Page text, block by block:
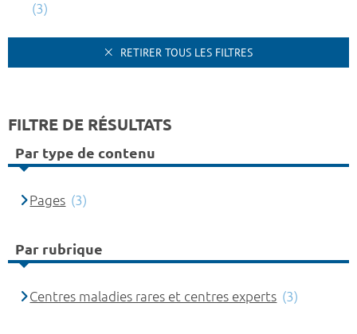
(3)
RETIRER TOUS LES FILTRES
FILTRE DE RÉSULTATS
Par type de contenu
Pages (3)
Par rubrique
Centres maladies rares et centres experts (3)